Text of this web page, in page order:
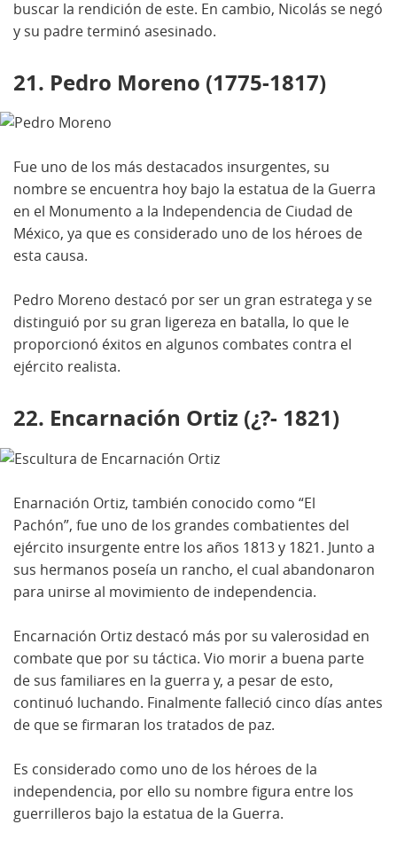
buscar la rendición de este. En cambio, Nicolás se negó
y su padre terminó asesinado.
21. Pedro Moreno (1775-1817)
Fue uno de los más destacados insurgentes, su
nombre se encuentra hoy bajo la estatua de la Guerra
en el Monumento a la Independencia de Ciudad de
México, ya que es considerado uno de los héroes de
esta causa.
Pedro Moreno destacó por ser un gran estratega y se
distinguió por su gran ligereza en batalla, lo que le
proporcionó éxitos en algunos combates contra el
ejército realista.
22. Encarnación Ortiz (¿?- 1821)
Enarnación Ortiz, también conocido como “El
Pachón”, fue uno de los grandes combatientes del
ejército insurgente entre los años 1813 y 1821. Junto a
sus hermanos poseía un rancho, el cual abandonaron
para unirse al movimiento de independencia.
Encarnación Ortiz destacó más por su valerosidad en
combate que por su táctica. Vio morir a buena parte
de sus familiares en la guerra y, a pesar de esto,
continuó luchando. Finalmente falleció cinco días antes
de que se firmaran los tratados de paz.
Es considerado como uno de los héroes de la
independencia, por ello su nombre figura entre los
guerrilleros bajo la estatua de la Guerra.